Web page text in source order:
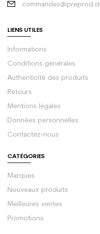
LIENS UTILES
Informations
Conditions générales
Authenticité des produits
Retours
Mentions légales
Données personnelles
Contactez-nous
CATÉGORIES
Marques
Nouveaux produits
Meilleures ventes
Promotions